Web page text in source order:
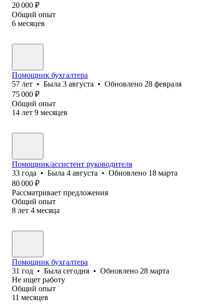
20 000 ₽
Общий опыт
6 месяцев
Помощник бухгалтера
57 лет • Была 3 августа • Обновлено 28 февраля
75 000 ₽
Общий опыт
14 лет 9 месяцев
Помощник/ассистент руководителя
33 года • Была 4 августа • Обновлено 18 марта
80 000 ₽
Рассматривает предложения
Общий опыт
8 лет 4 месяца
Помощник бухгалтера
31 год • Была сегодня • Обновлено 28 марта
Не ищет работу
Общий опыт
11 месяцев